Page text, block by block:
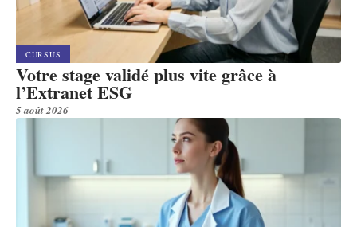
CURSUS
Votre stage validé plus vite grâce à
l’Extranet ESG
5 août 2026